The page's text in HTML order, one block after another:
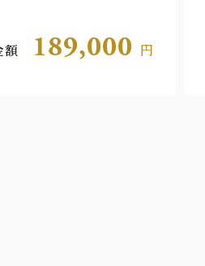
額 189,000 円